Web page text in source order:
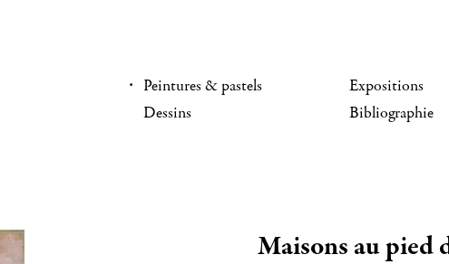
Peintures & pastels
Dessins
Expositions
Bibliographie
Maisons au pied